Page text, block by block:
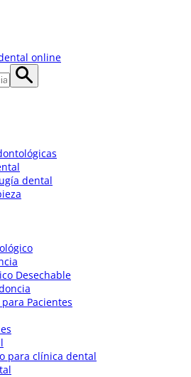
online
dental
Desechable
Pacientes
para clínica dental